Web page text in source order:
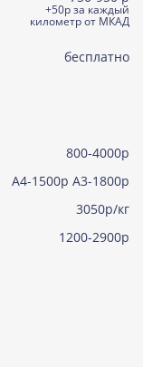
+50р за каждый
километр от МКАД
бесплатно
800-4000р
А4-1500р А3-1800р
3050р/кг
1200-2900р